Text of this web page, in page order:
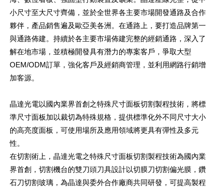
小尺寸至大尺寸齊備，並於全世界各主要市場開發通路及合作
夥伴，產品銷售遍及歐亞美各洲。在通路上，要打造品牌第一
與通路佈建。持續於各主要市場佈建完整的經銷通路，深入了
解在地市場，並積極開發具有潛力的專案客戶，爭取大型
OEM/ODM訂單，強化客戶及經銷商管理，並利用網路行銷增
加客源。
晶達光電以國內業界首創之特殊尺寸面板切割製程技術，將標
準尺寸面板加以裁切為特殊規格，提供標準化外不同尺寸大小
的高亮度面板，可使用場所及應用領域將更具有彈性及多元
性。
在切割術上，晶達光電之特殊尺寸面板切割製程技術為國內業
界首創，切割機台的雙刀頭刀具設計以切膜刀切割偏光膜，鑽
石刀切割玻璃，為晶達與委外合作廠商共同研發，可提高製程